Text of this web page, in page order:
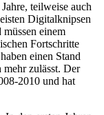
teilweise auch
Digitalknipsen
einem
Fortschritte
einen Stand
mehr zulässt. Der
2010 und hat